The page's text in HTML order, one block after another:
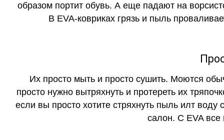
образом портит обувь. А еще падают на
В EVA-ковриках грязь и пыль
Их просто мыть и просто сушить. Моются
просто нужно вытряхнуть и протереть их
если вы просто хотите стряхнуть пыль илт воду
салон. С EVA все